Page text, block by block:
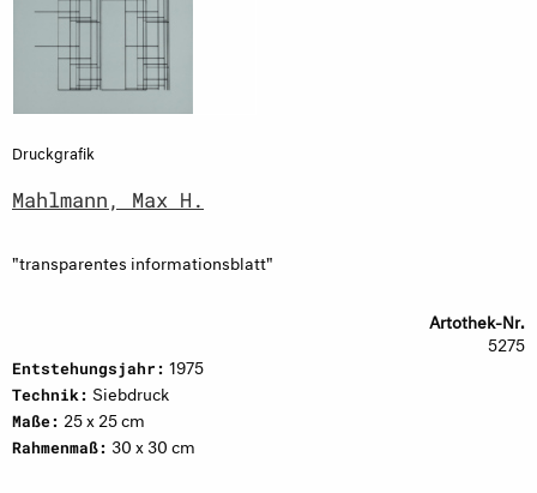
Druckgrafik
Mahlmann, Max H.
"transparentes informationsblatt"
Artothek-Nr.
5275
Entstehungsjahr: 1975
Technik: Siebdruck
Maße: 25 x 25 cm
Rahmenmaß: 30 x 30 cm